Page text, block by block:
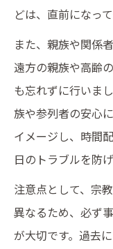
どは、直前になっ
また、親族や関係
遠方の親族や高齢
も忘れずに行いま
族や参列者の安心
イメージし、時間
日のトラブルを防げ
注意点として、宗
異なるため、必ず
が大切です。過去